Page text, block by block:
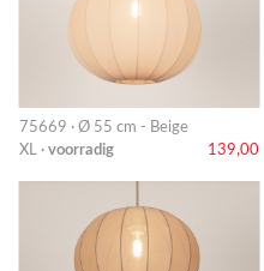
75669 · Ø 55 cm - Beige
XL · voorradig 139,00